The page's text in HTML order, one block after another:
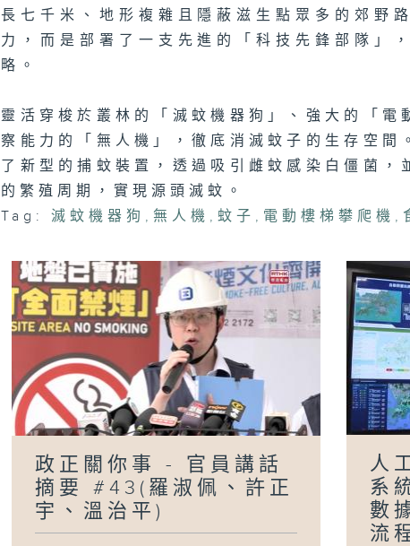
政正關
及物流
上＋ 粵
（上）
政正關
陳國基
「日行
長七千米、地形複雜且隱蔽滋生點眾多的郊野
力，而是部署了一支先進的「科技先鋒部隊」
略。
靈活穿梭於叢林的「滅蚊機器狗」、強大的「電
察能力的「無人機」，徹底消滅蚊子的生存空間
了新型的捕蚊裝置，透過吸引雌蚊感染白僵菌，
的繁殖周期，實現源頭滅蚊。
Tag:
滅蚊機器狗 ,無人機 ,蚊子 , 電動樓梯攀爬機 ,
政正關你事 - 官員講話
摘要 #43(羅淑佩、許正
宇、溫治平)
人
系
數
流